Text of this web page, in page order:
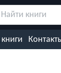
книги